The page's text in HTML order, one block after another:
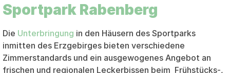
Sportpark Rabenberg
Die Unterbringung in den Häusern des Sportparks
inmitten des Erzgebirges bieten verschiedene
Zimmerstandards und ein ausgewogenes Angebot an
frischen und regionalen Leckerbissen beim Frühstücks-,